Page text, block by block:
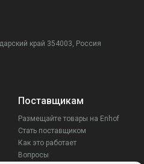
край 354003, Россия
Поставщикам
Размещайте товары на Enhof
Стать поставщиком
Как это работает
Вопросы